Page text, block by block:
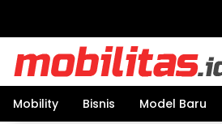
Mobility Bisnis Model Baru